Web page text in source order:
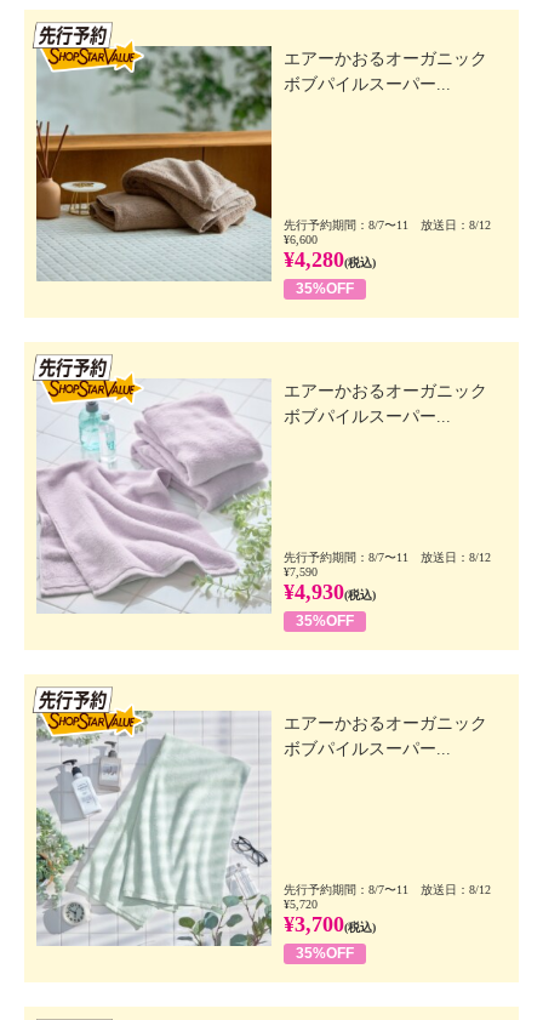
エアーかおるオーガニック
ボブパイルスーパー...
先行予約期間：8/7〜11 放送日：8/12
¥6,600
¥4,280(税込)
35%OFF
エアーかおるオーガニック
ボブパイルスーパー...
先行予約期間：8/7〜11 放送日：8/12
¥7,590
¥4,930(税込)
35%OFF
エアーかおるオーガニック
ボブパイルスーパー...
先行予約期間：8/7〜11 放送日：8/12
¥5,720
¥3,700(税込)
35%OFF